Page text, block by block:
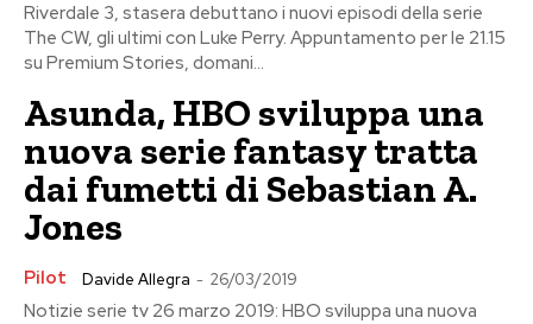
Riverdale 3, stasera debuttano i nuovi episodi della serie
The CW, gli ultimi con Luke Perry. Appuntamento per le 21.15
su Premium Stories, domani...
Asunda, HBO sviluppa una
nuova serie fantasy tratta
dai fumetti di Sebastian A.
Jones
Pilot Davide Allegra - 26/03/2019
Notizie serie tv 26 marzo 2019: HBO sviluppa una nuova